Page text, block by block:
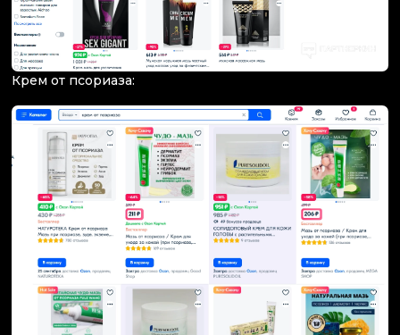
Крем от псориаза: